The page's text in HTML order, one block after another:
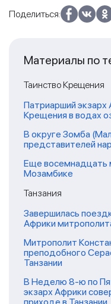
Поделиться:
Материалы по
Таинство Крещения
Патриарший экзарх
Крещения в водах
В округе Зомба
представителей
Еще восемнадцать
Мозамбике
Танзания
Завершилась
Африки
Митрополит
преподобного
Танзании
В Неделю 8-ю по
экзарх Африки